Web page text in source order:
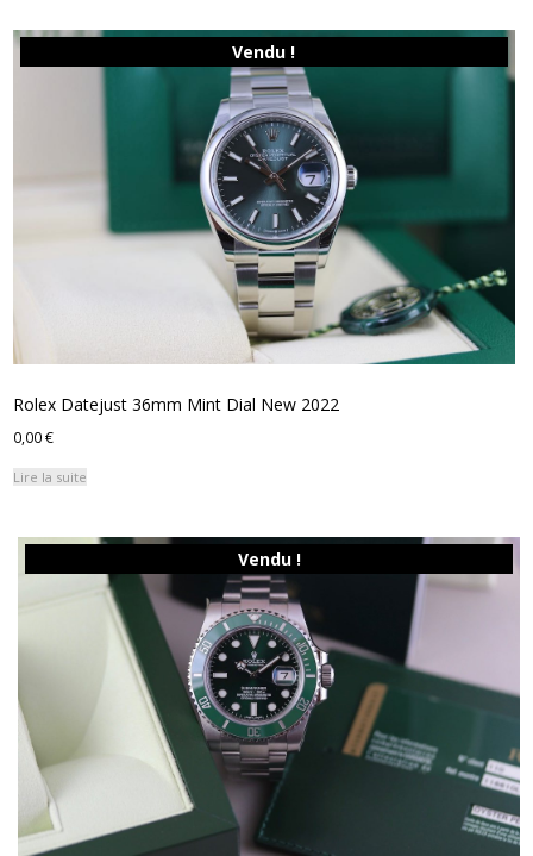
Vendu !
Rolex Datejust 36mm Mint Dial New 2022
0,00€
Lire la suite
Vendu !